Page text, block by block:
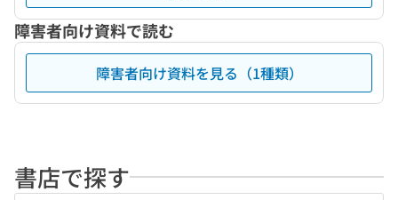
障害者向け資料で読む
障害者向け資料を見る（1種類）
書店で探す